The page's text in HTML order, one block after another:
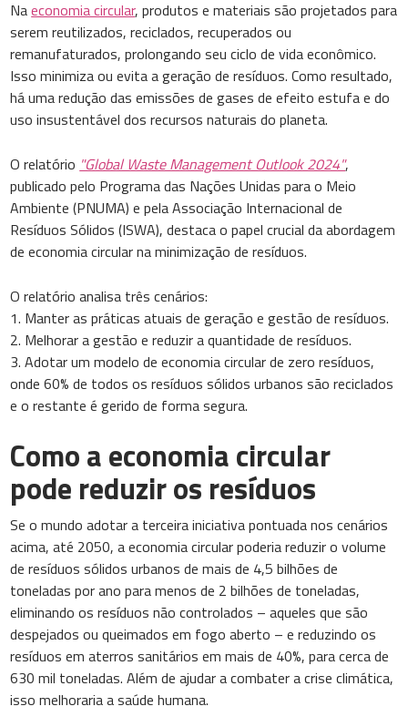
Naeconomia circular, produtos e materiais são projetados para
serem reutilizados, reciclados, recuperados ou
remanufaturados, prolongando seu ciclo de vida econômico.
Isso minimiza ou evita a geração de resíduos. Como resultado,
há uma redução das emissões de gases de efeito estufa e do
uso insustentável dos recursos naturais do planeta.
O relatório "Global Waste Management Outlook 2024",
publicado pelo Programa das Nações Unidas para o Meio
Ambiente (PNUMA) e pela Associação Internacional de
Resíduos Sólidos (ISWA), destaca o papel crucial da abordagem
de economia circular na minimização de resíduos.
O relatório analisa três cenários:
1. Manter as práticas atuais de geração e gestão de resíduos.
2. Melhorar a gestão e reduzir a quantidade de resíduos.
3. Adotar um modelo de economia circular de zero resíduos,
onde 60% de todos os resíduos sólidos urbanos são reciclados
e o restante é gerido de forma segura.
Como a economia circular
pode reduzir os resíduos
Se o mundo adotar a terceira iniciativa pontuada nos cenários
acima, até 2050, a economia circular poderia reduzir o volume
de resíduos sólidos urbanos de mais de 4,5 bilhões de
toneladas por ano para menos de 2 bilhões de toneladas,
eliminando os resíduos não controlados – aqueles que são
despejados ou queimados em fogo aberto – e reduzindo os
resíduos em aterros sanitários em mais de 40%, para cerca de
630 mil toneladas. Além de ajudar a combater a crise climática,
isso melhoraria a saúde humana.